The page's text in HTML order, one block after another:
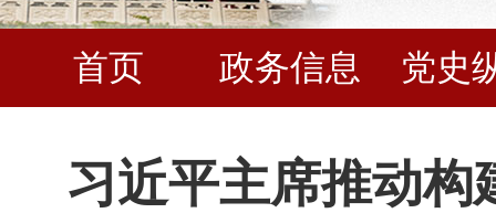
首页 政务信息 党史
习近平主席推动构